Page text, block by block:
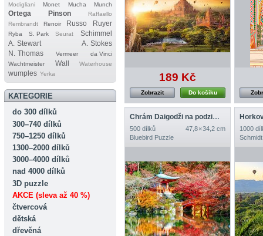
Modigliani Monet Mucha Munch
Ortega Pinson
Raffaello
Rembrandt
Renoir Russo Ruyer
Ryba S. Park Seurat
Schimmel
A. Stewart
A. Stokes
N. Thomas
Vermeer
da Vinci
Wachtmeister
Wall Waterhouse
wumples Yerka
KATEGORIE
do 300 dílků
300–740 dílků
750–1250 dílků
1300–2000 dílků
3000–4000 dílků
nad 4000 dílků
3D puzzle
AKCE (sleva až 40 %)
čtvercová
dětská
dřevěná
189 Kč
Do košíku
Zobrazit
Chrám Daigodži na podzim, Kjóto
500 dílků
47,8 × 34,2 cm
Bluebird Puzzle
1000
Schmidt